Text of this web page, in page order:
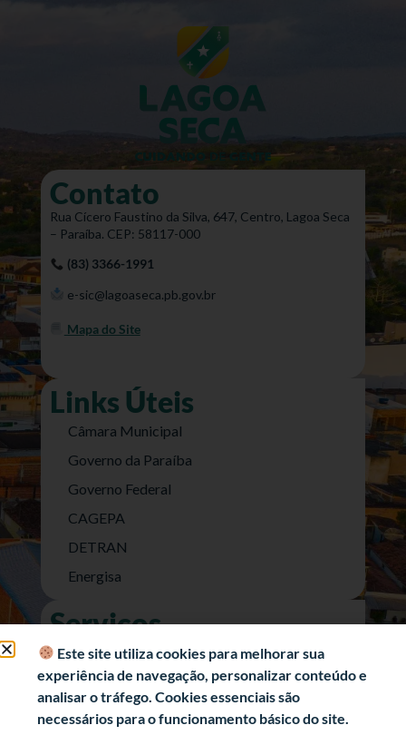
Contato
Rua Cícero Faustino da Silva, 647, Centro, Lagoa Seca
– Paraíba. CEP: 58117-000
(83) 3366-1991
e-sic@lagoaseca.pb.gov.br
Mapa do Site
Links Úteis
Câmara Municipal
Governo da Paraíba
Governo Federal
CAGEPA
DETRAN
Energisa
Serviços
Nota Fiscal Eletrônica
e-SIC (Acesso a Informação)
Transparência Fiscal
Este site utiliza cookies para melhorar sua
experiência de navegação, personalizar conteúdo e
analisar o tráfego. Cookies essenciais são
necessários para o funcionamento básico do site.